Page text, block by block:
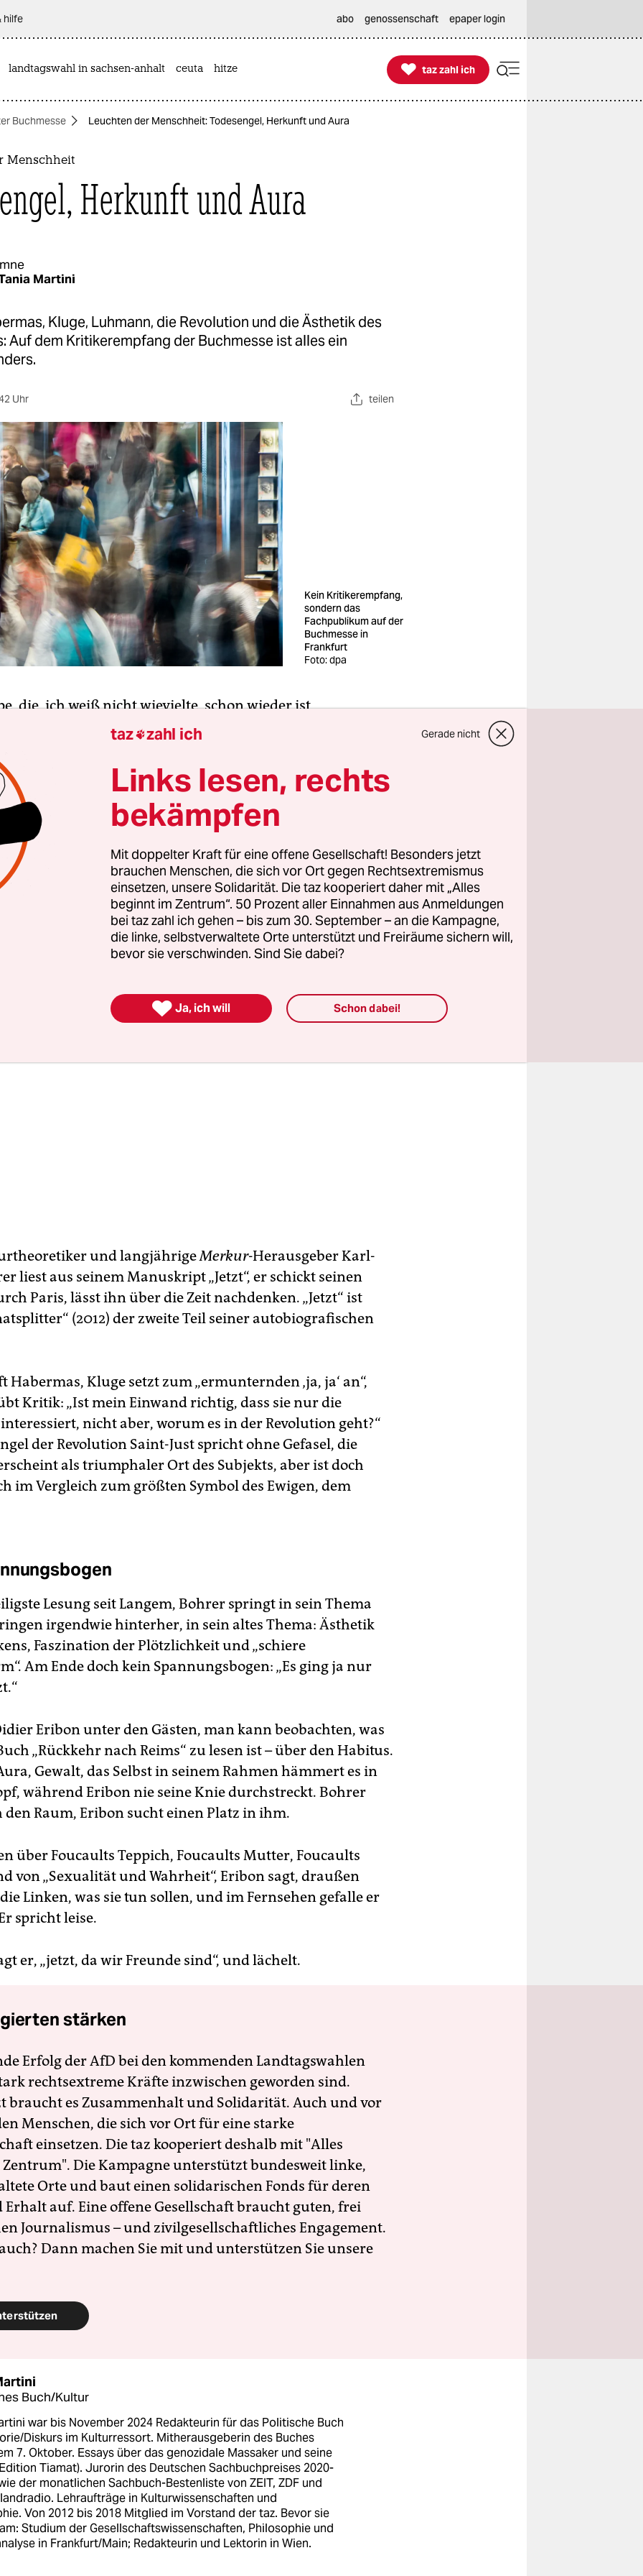
hilfe abo genossenschaft epaper login
landtagswahl in sachsen-anhalt ceuta hitze 
taz zahl ich
taz zahl ich
Buchmesse Leuchten der Menschheit: Todesengel, Herkunft und Aura
Menschheit
Herkunft und Aura
Martini
Kluge, Luhmann, die Revolution und die Ästhetik des
Auf dem Kritikerempfang der Buchmesse ist alles ein
Uhr teilen
Kein Kritikerempfang,
sondern das
Fachpublikum auf der
Buchmesse in
Frankfurt
Foto: dpa
die, ich weiß nicht wievielte, schon wieder ist
also bei der Frankfurter Buchmesse am
Suhrkamp Verlag, Villa Unseld, der
der deutschen Literaturkritik ist gekommen, wirklich
niemand, das ist beruhigend und beunruhigend zugleich,
anders als sonst, vielleicht muss an dieser Stelle das
anders als sonst. Nicht Ulla Unseld-Berkéwicz spricht
zur Begrüßung und verliest die Namen der anwesenden
sondern der neue Verleger Jonathan Landgrebe
Sätze und verliest die Namen der Autoren, aus seinem
sie profaner, das ist gut.
und langjährigeMerkur-Herausgeber Karl-
liest aus seinem Manuskript „Jetzt“, er schickt seinen
Paris, lässt ihn über die Zeit nachdenken. „Jetzt“ ist
(2012) der zweite Teil seiner autobiografischen
Kluge setzt zum „ermunternden ‚ja, ja‘ an“,
Kritik: „Ist mein Einwand richtig, dass sie nur die
nicht aber, worum es in der Revolution geht?“
der Revolution Saint-Just spricht ohne Gefasel, die
als triumphaler Ort des Subjekts, aber ist doch
im Vergleich zum größten Symbol des Ewigen, dem
Lesung seit Langem, Bohrer springt in sein Thema
irgendwie hinterher, in sein altes Thema: Ästhetik
Faszination der Plötzlichkeit und „schiere
Am Ende doch kein Spannungsbogen: „Es ging ja nur
Eribon unter den Gästen, man kann beobachten, was
„Rückkehr nach Reims“ zu lesen ist – über den Habitus.
Gewalt, das Selbst in seinem Rahmen hämmert es in
während Eribon nie seine Knie durchstreckt. Bohrer
Raum, Eribon sucht einen Platz in ihm.
über Foucaults Teppich, Foucaults Mutter, Foucaults
von „Sexualität und Wahrheit“, Eribon sagt, draußen
Linken, was sie tun sollen, und im Fernsehen gefalle er
spricht leise.
er, „jetzt, da wir Freunde sind“, und lächelt.
stärken
Erfolg der AfD bei den kommenden Landtagswahlen
rechtsextreme Kräfte inzwischen geworden sind.
braucht es Zusammenhalt und Solidarität. Auch und vor
Menschen, die sich vor Ort für eine starke
einsetzen. Die taz kooperiert deshalb mit "Alles
Die Kampagne unterstützt bundesweit linke,
Orte und baut einen solidarischen Fonds für deren
Erhalt auf. Eine offene Gesellschaft braucht guten, frei
Journalismus – und zivilgesellschaftliches Engagement.
Dann machen Sie mit und unterstützen Sie unsere
Buch/Kultur
war bis November 2024 Redakteurin für das Politische Buch
Diskurs im Kulturressort. Mitherausgeberin des Buches
7. Oktober. Essays über das genozidale Massaker und seine
Tiamat). Jurorin des Deutschen Sachbuchpreises 2020-
der monatlichen Sachbuch-Bestenliste von ZEIT, ZDF und
Lehraufträge in Kulturwissenschaften und
Von 2012 bis 2018 Mitglied im Vorstand der taz. Bevor sie
Studium der Gesellschaftswissenschaften, Philosophie und
in Frankfurt/Main; Redakteurin und Lektorin in Wien.
taz zahl ich Gerade nicht
Links lesen, rechts
bekämpfen
Mit doppelter Kraft für eine offene Gesellschaft! Besonders jetzt
brauchen Menschen, die sich vor Ort gegen Rechtsextremismus
einsetzen, unsere Solidarität. Die taz kooperiert daher mit „Alles
beginnt im Zentrum“. 50 Prozent aller Einnahmen aus Anmeldungen
bei taz zahl ich gehen – bis zum 30. September – an die Kampagne,
die linke, selbstverwaltete Orte unterstützt und Freiräume sichern will,
bevor sie verschwinden. Sind Sie dabei?
 Ja, ich will Schon dabei!